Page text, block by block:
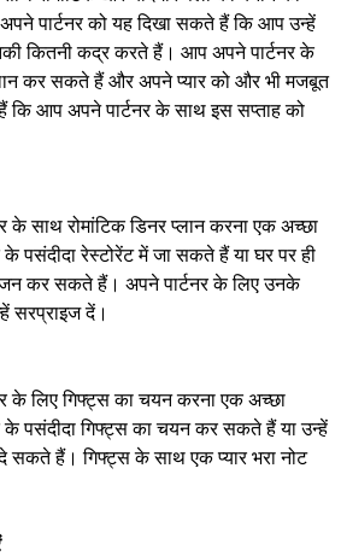
पार्टनर को यह दिखा सकते हैं कि आप उन्हें
कितनी कद्र करते हैं। आप अपने पार्टनर के
कर सकते हैं और अपने प्यार को और भी मजबूत
आप अपने पार्टनर के साथ इस सप्ताह को
के साथ रोमांटिक डिनर प्लान करना एक अच्छा
पसंदीदा रेस्टोरेंट में जा सकते हैं या घर पर ही
कर सकते हैं। अपने पार्टनर के लिए उनके
सरप्राइज दें।
के लिए गिफ्ट्स का चयन करना एक अच्छा
के पसंदीदा गिफ्ट्स का चयन कर सकते हैं या उन्हें
सकते हैं। गिफ्ट्स के साथ एक प्यार भरा नोट